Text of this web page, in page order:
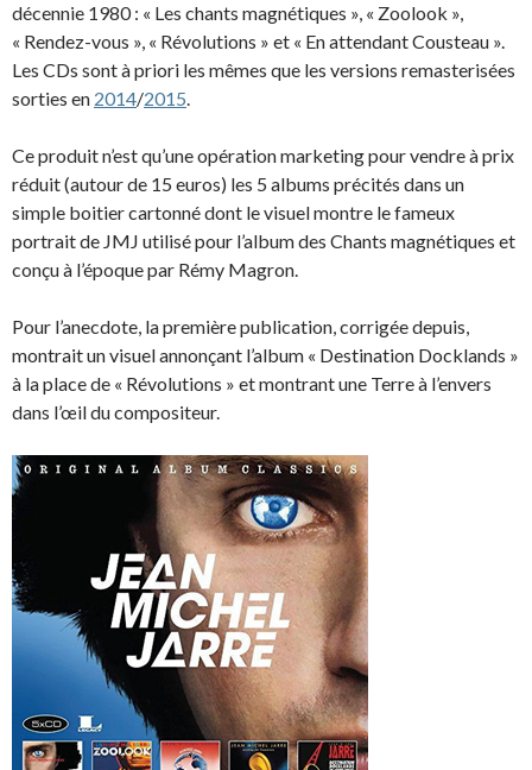
décennie 1980 : « Les chants magnétiques », « Zoolook »,
« Rendez-vous », « Révolutions » et « En attendant Cousteau ».
Les CDs sont à priori les mêmes que les versions remasterisées
sorties en 2014/2015.
Ce produit n’est qu’une opération marketing pour vendre à prix
réduit (autour de 15 euros) les 5 albums précités dans un
simple boitier cartonné dont le visuel montre le fameux
portrait de JMJ utilisé pour l’album des Chants magnétiques et
conçu à l’époque par Rémy Magron.
Pour l’anecdote, la première publication, corrigée depuis,
montrait un visuel annonçant l’album « Destination Docklands »
à la place de « Révolutions » et montrant une Terre à l’envers
dans l’œil du compositeur.